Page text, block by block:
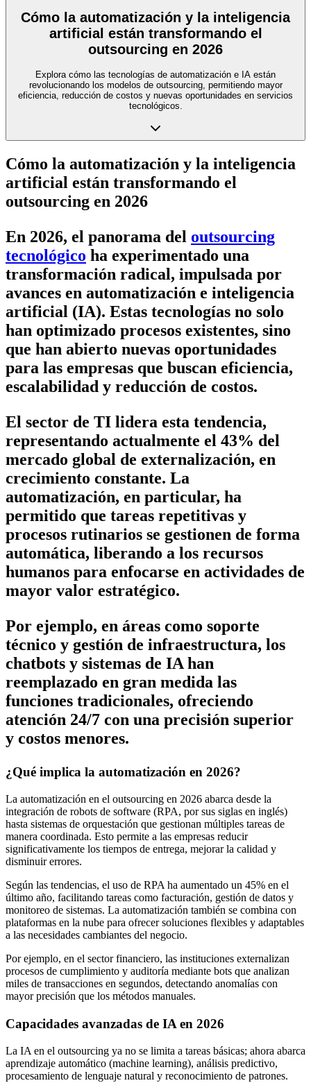
Cómo la automatización y la inteligencia
artificial están transformando el
outsourcing en 2026
Explora cómo las tecnologías de automatización e IA están
revolucionando los modelos de outsourcing, permitiendo mayor
eficiencia, reducción de costos y nuevas oportunidades en servicios
tecnológicos.
Cómo la automatización y la inteligencia
artificial están transformando el
outsourcing en 2026
En 2026, el panorama del outsourcing
tecnológico ha experimentado una
transformación radical, impulsada por
avances en automatización e inteligencia
artificial (IA). Estas tecnologías no solo
han optimizado procesos existentes, sino
que han abierto nuevas oportunidades
para las empresas que buscan eficiencia,
escalabilidad y reducción de costos.
El sector de TI lidera esta tendencia,
representando actualmente el 43% del
mercado global de externalización, en
crecimiento constante. La
automatización, en particular, ha
permitido que tareas repetitivas y
procesos rutinarios se gestionen de forma
automática, liberando a los recursos
humanos para enfocarse en actividades de
mayor valor estratégico.
Por ejemplo, en áreas como soporte
técnico y gestión de infraestructura, los
chatbots y sistemas de IA han
reemplazado en gran medida las
funciones tradicionales, ofreciendo
atención 24/7 con una precisión superior
y costos menores.
¿Qué implica la automatización en 2026?
La automatización en el outsourcing en 2026 abarca desde la
integración de robots de software (RPA, por sus siglas en inglés)
hasta sistemas de orquestación que gestionan múltiples tareas de
manera coordinada. Esto permite a las empresas reducir
significativamente los tiempos de entrega, mejorar la calidad y
disminuir errores.
Según las tendencias, el uso de RPA ha aumentado un 45% en el
último año, facilitando tareas como facturación, gestión de datos y
monitoreo de sistemas. La automatización también se combina con
plataformas en la nube para ofrecer soluciones flexibles y adaptables
a las necesidades cambiantes del negocio.
Por ejemplo, en el sector financiero, las instituciones externalizan
procesos de cumplimiento y auditoría mediante bots que analizan
miles de transacciones en segundos, detectando anomalías con
mayor precisión que los métodos manuales.
Capacidades avanzadas de IA en 2026
La IA en el outsourcing ya no se limita a tareas básicas; ahora abarca
aprendizaje automático (machine learning), análisis predictivo,
procesamiento de lenguaje natural y reconocimiento de patrones.